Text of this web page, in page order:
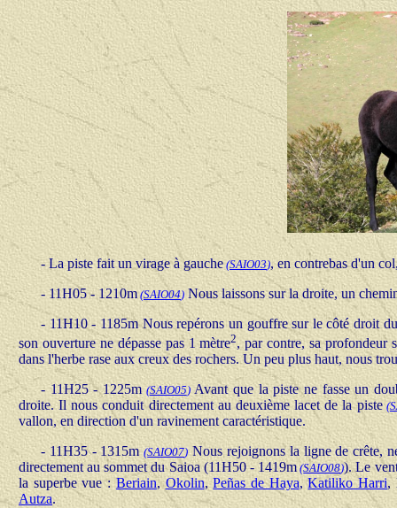
- La piste fait un virage à gauche (SAIO03), en contrebas d'un
- 11H05 - 1210m (SAIO04) Nous laissons sur la droite, un
- 11H10 - 1185m Nous repérons un gouffre sur le côté droit
son ouverture ne dépasse pas 1 mètre2, par contre, sa profondeur
dans l'herbe rase aux creux des rochers. Un peu plus haut, nous
- 11H25 - 1225m (SAIO05)Avant que la piste ne fasse un
droite. Il nous conduit directement au deuxième lacet de la piste (
vallon, en direction d'un ravinement caractéristique.
- 11H35 - 1315m (SAIO07) Nous rejoignons la ligne de crête,
directement au sommet du Saioa (11H50 - 1419m (SAIO08)). Le
la superbe vue : Beriain,Okolin,Peñas de Haya,Katiliko Harri,
Autza.